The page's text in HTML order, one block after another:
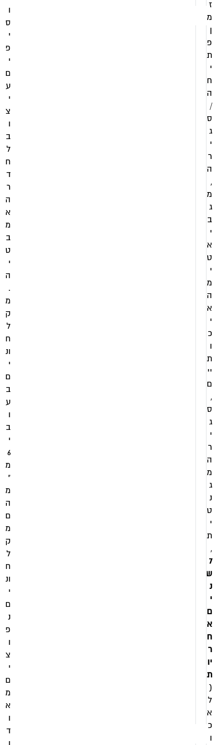
ז
מ
ן
פ
ת
י
ח
ה
/
ס
ג
י
ר
ה
,
מ
ג
ב
י
א
ט
י
מ
ה
א
י
כ
ו
ת
יי
ם
,
ס
ג
י
ר
ה
מ
ג
נ
ט
י
ת
,
7
ש
נ
י
ם
א
ח
ר
יו
ת
(
ל
א
כ
ו
ו
ס
י
פ
י
ם
ע
י
צ
ו
ב
ל
ח
ד
ר
ה
א
מ
ב
ט
י
ה
.
מ
ק
ל
ח
ונ
י
ם
ב
ע
ו
ב
י
6
מ
"
מ
ה
ם
מ
ק
ל
ח
ונ
י
ם
נ
פ
ו
צ
י
ם
מ
א
ו
ד